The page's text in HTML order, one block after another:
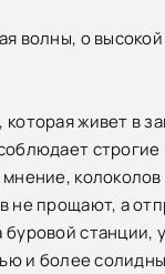
волны, о
живет в
колоколов
не прощают, а
станции,
и более